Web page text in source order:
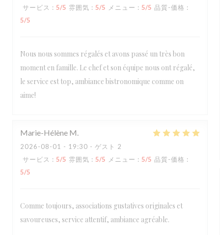
サービス : 5/5 雰囲気 : 5/5 メニュー : 5/5 品質-価格 :
5/5
Nous nous sommes régalés et avons passé un très bon
moment en famille. Le chef et son équipe nous ont régalé,
le service est top, ambiance bistronomique comme on
aime!
Marie-Hélène M
2026-08-01 - 19:30 - ゲスト 2
サービス : 5/5 雰囲気 : 5/5 メニュー : 5/5 品質-価格 :
5/5
Comme toujours, associations gustatives originales et
savoureuses, service attentif, ambiance agréable.